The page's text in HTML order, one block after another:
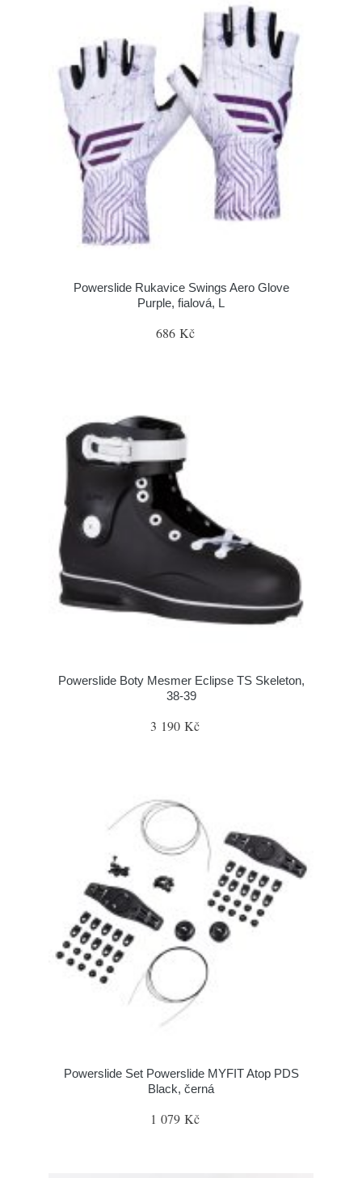
Powerslide Rukavice Swings Aero Glove
Purple, fialová, L
686 Kč
Powerslide Boty Mesmer Eclipse TS Skeleton,
38-39
3 190 Kč
Powerslide Set Powerslide MYFIT Atop PDS
Black, černá
1 079 Kč